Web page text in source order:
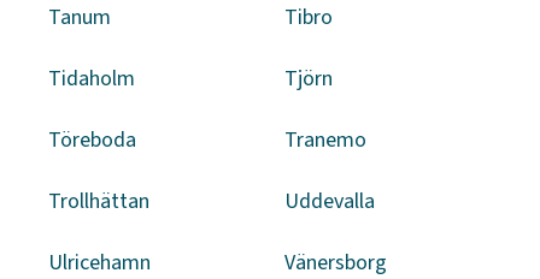
Tanum Tibro
Tidaholm Tjörn
Töreboda Tranemo
Trollhättan Uddevalla
Ulricehamn Vänersborg